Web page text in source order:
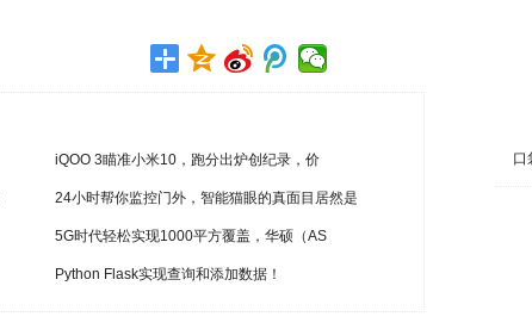
iQOO 3瞄准小米10，跑分出炉创纪录，价
24小时帮你监控门外，智能猫眼的真面目居然是
5G时代轻松实现1000平方覆盖，华硕（AS
Python Flask实现查询和添加数据！
口